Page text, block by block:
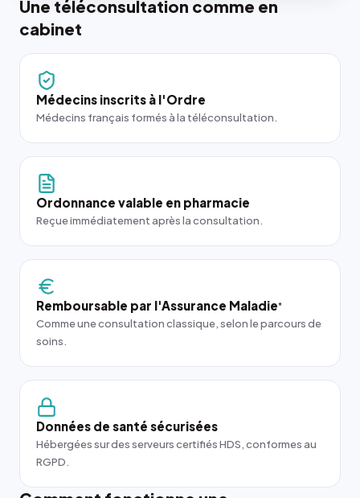
Une téléconsultation comme en
cabinet
Médecins inscrits à l'Ordre
Médecins français formés à la téléconsultation.
Ordonnance valable en pharmacie
Reçue immédiatement après la consultation.
Remboursable par l'Assurance Maladie*
Comme une consultation classique, selon le parcours de
soins.
Données de santé sécurisées
Hébergées sur des serveurs certifiés HDS, conformes au
RGPD.